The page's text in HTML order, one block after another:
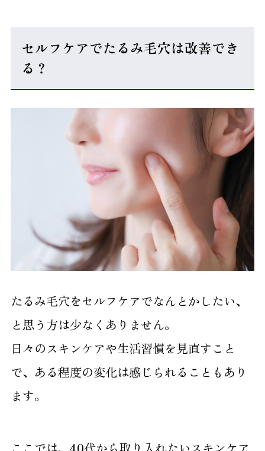
セルフケアでたるみ毛穴は改善でき
る？
たるみ毛穴をセルフケアでなんとかしたい、
と思う方は少なくありません。
日々のスキンケアや生活習慣を見直すこと
で、ある程度の変化は感じられることもあり
ます。